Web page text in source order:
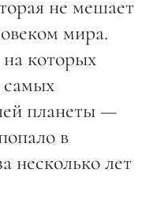
не мешает
мира.
которых
самых
планеты —
в
несколько лет